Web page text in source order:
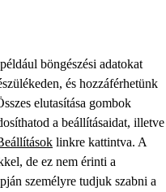
böngészési adatokat
és hozzáférhetünk
elutasítása gombok
a beállításaidat, illetve
linkre kattintva. A
de ez nem érinti a
személyre tudjuk szabni a